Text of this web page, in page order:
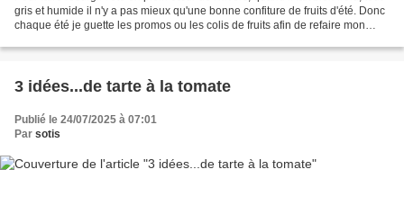
gris et humide il n'y a pas mieux qu'une bonne confiture de fruits d'été. Donc
chaque été je guette les promos ou les colis de fruits afin de refaire mon
3 idées...de tarte à la tomate
Publié le 24/07/2025 à 07:01
Par sotis